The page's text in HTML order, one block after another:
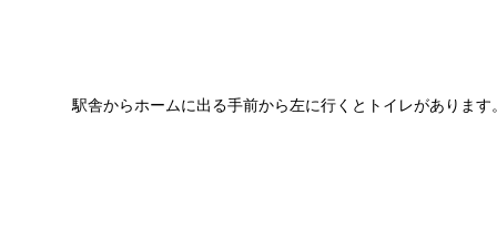
駅舎からホームに出る手前から左に行くとトイレがあります